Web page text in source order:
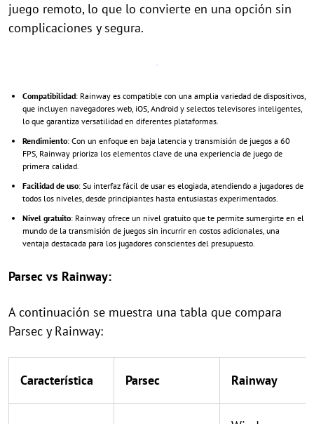
juego remoto, lo que lo convierte en una opción sin
complicaciones y segura.
Compatibilidad: Rainway es compatible con una amplia variedad de dispositivos,
que incluyen navegadores web, iOS, Android y selectos televisores inteligentes,
lo que garantiza versatilidad en diferentes plataformas.
Rendimiento: Con un enfoque en baja latencia y transmisión de juegos a 60
FPS, Rainway prioriza los elementos clave de una experiencia de juego de
primera calidad.
Facilidad de uso: Su interfaz fácil de usar es elogiada, atendiendo a jugadores de
todos los niveles, desde principiantes hasta entusiastas experimentados.
Nivel gratuito: Rainway ofrece un nivel gratuito que te permite sumergirte en el
mundo de la transmisión de juegos sin incurrir en costos adicionales, una
ventaja destacada para los jugadores conscientes del presupuesto.
Parsec vs Rainway:
A continuación se muestra una tabla que compara
Parsec y Rainway:
Característica Parsec Rainway